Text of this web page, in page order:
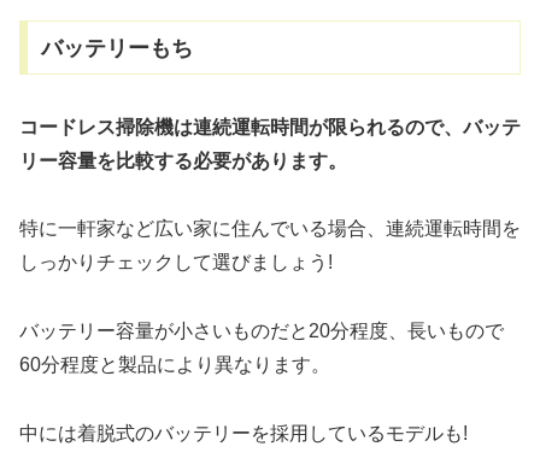
バッテリーもち
コードレス掃除機は連続運転時間が限られるので、バッテ
リー容量を 比較する必要があります。
特に一軒家など広い家に住んでいる場合、連続運転時間を
しっかりチェックして選びましょう!
バッテリー容量が小さいものだと20分程度、長いもので
60分程度と製品により異なります。
中には着脱式のバッテリーを採用しているモデルも!